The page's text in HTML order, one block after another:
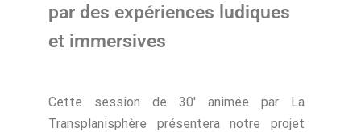
par des expériences ludiques
et immersives
Cette session de 30′ animée par La
Transplanisphère présentera notre projet